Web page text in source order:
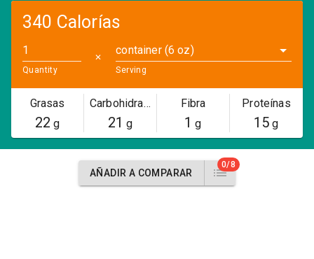
340 Calorías
Quantity
✕
container (6 oz)
Serving
Grasas
22 g
Carbohidratos
21 g
Fibra
1 g
Proteínas
15 g
AÑADIR A COMPARAR
0/8